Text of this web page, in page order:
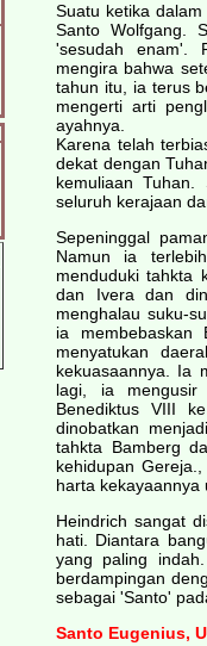
Suatu ketika
Santo Wolfgang.
'sesudah enam'.
mengira bahwa
tahun itu, ia terus
mengerti arti
ayahnya.
Karena telah
dekat dengan
kemuliaan
seluruh kerajaan
Sepeninggal
Namun ia
menduduki tahkta
dan Ivera dan
menghalau suku-
ia membebaskan
menyatukan
kekuasaannya. Ia
lagi, ia mengusir
Benediktus VIII
dinobatkan
tahkta Bamberg
kehidupan
harta
Heindrich sangat
hati. Diantara
yang paling
berdampingan
sebagai 'Santo'
Santo Eugenius,